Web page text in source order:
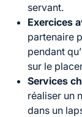
servant.
Exercices
partenaire
pendant
sur le
Services
réaliser un
dans un